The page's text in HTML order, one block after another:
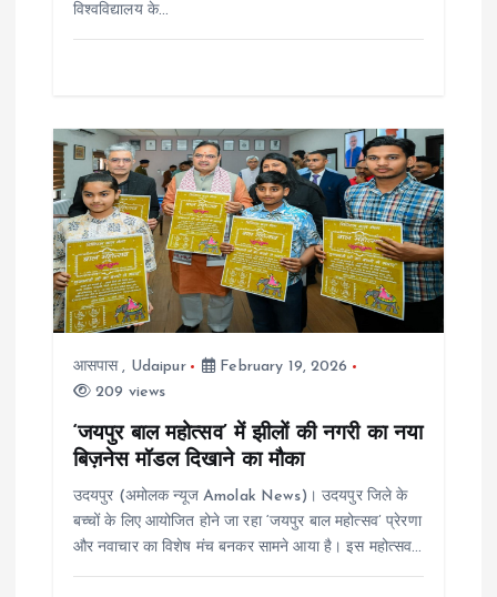
विश्वविद्यालय के…
आसपास, Udaipur
February 19, 2026
209 views
‘जयपुर बाल महोत्सव’ में झीलों की नगरी का नया
बिज़नेस मॉडल दिखाने का मौका
उदयपुर (अमोलक न्यूज Amolak News)। उदयपुर जिले के
बच्चों के लिए आयोजित होने जा रहा ‘जयपुर बाल महोत्सव’ प्रेरणा
और नवाचार का विशेष मंच बनकर सामने आया है। इस महोत्सव…